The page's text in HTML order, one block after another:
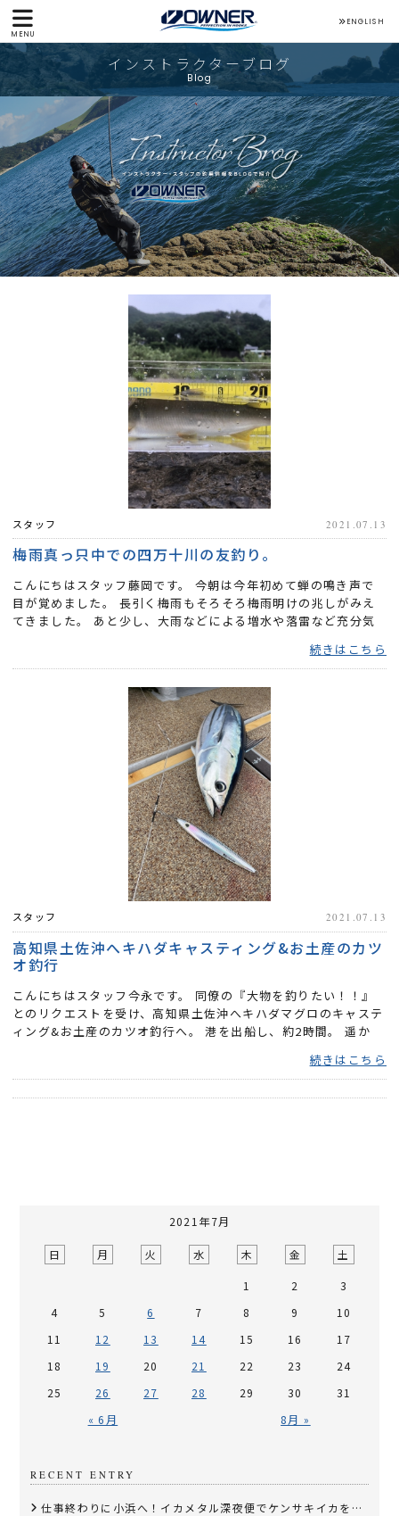
MENU
ENGLISH
インストラクターブログ
Blog
スタッフ 2021.07.13
梅雨真っ只中での四万十川の友釣り。
こんにちはスタッフ藤岡です。 今朝は今年初めて蝉の鳴き声で
目が覚めました。 長引く梅雨もそろそろ梅雨明けの兆しがみえ
てきました。 あと少し、大雨などによる増水や落雷など充分気
続きはこちら
スタッフ 2021.07.13
高知県土佐沖へキハダキャスティング&お土産のカツ
オ釣行
こんにちはスタッフ今永です。 同僚の『大物を釣りたい！！』
とのリクエストを受け、高知県土佐沖へキハダマグロのキャステ
ィング&お土産のカツオ釣行へ。 港を出船し、約2時間。 遥か
続きはこちら
2021年7月
日 月 火 水 木 金 土
« 6月 8月 »
1 2
3
4
5 6 7 8 9
10
11
12 13 14 15 16
17
18
19 20 21 22 23
24
25
26 27 28 29 30 31
RECENT ENTRY
仕事終わりに小浜へ！イカメタル深夜便でケンサキイカを狙う